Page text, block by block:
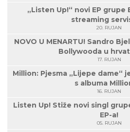
„Listen Up!“ novi EP grupe
streaming
20. RUJAN
NOVO U MENARTU! Sandro
Bollywooda u
17. RUJAN
Million: Pjesma „Lijepe dame“
s albuma
16. RUJAN
Listen Up! Stiže novi singl
EP-a!
05. RUJAN